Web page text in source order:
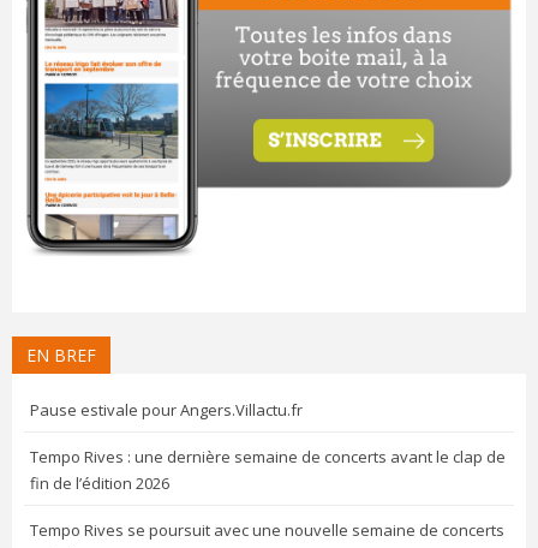
EN BREF
Pause estivale pour Angers.Villactu.fr
Tempo Rives : une dernière semaine de concerts avant le clap de
fin de l’édition 2026
Tempo Rives se poursuit avec une nouvelle semaine de concerts